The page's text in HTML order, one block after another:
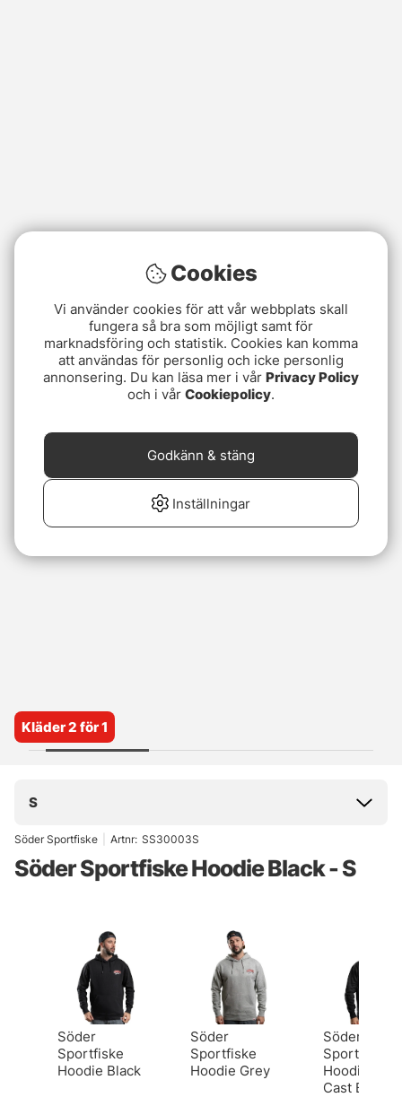
Kläder 2 för 1
S
Söder Sportfiske Artnr: SS30003S
Söder Sportfiske Hoodie Black - S
Söder
Sportfiske
Hoodie Black
Söder
Sportfiske
Hoodie Grey
Söder
Sportfiske
Hoodie Last
Cast Black
Cookies
Vi använder cookies för att vår webbplats skall
fungera så bra som möjligt samt för
marknadsföring och statistik. Cookies kan komma
att användas för personlig och icke personlig
annonsering. Du kan läsa mer i vår Privacy Policy
och i vår Cookiepolicy.
Inställningar
Godkänn & stäng